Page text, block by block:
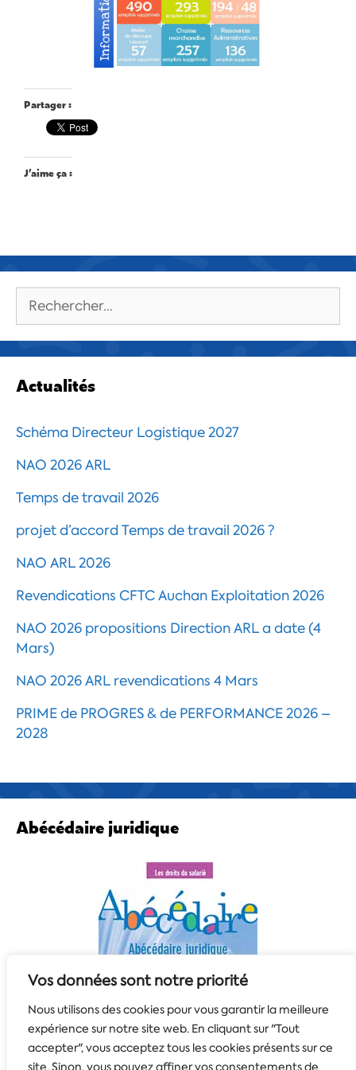
Vos données sont notre priorité
Nous utilisons des cookies pour vous garantir la meilleure
expérience sur notre site web. En cliquant sur "Tout
accepter", vous acceptez tous les cookies présents sur ce
site. Sinon, vous pouvez affiner vos consentements de
Partager :
J’aime ça :
Rechercher :
Actualités
Schéma Directeur Logistique 2027
NAO 2026 ARL
Temps de travail 2026
projet d’accord Temps de travail 2026 ?
NAO ARL 2026
Revendications CFTC Auchan Exploitation 2026
NAO 2026 propositions Direction ARL a date (4
Mars)
NAO 2026 ARL revendications 4 Mars
PRIME de PROGRES & de PERFORMANCE 2026 –
2028
Abécédaire juridique